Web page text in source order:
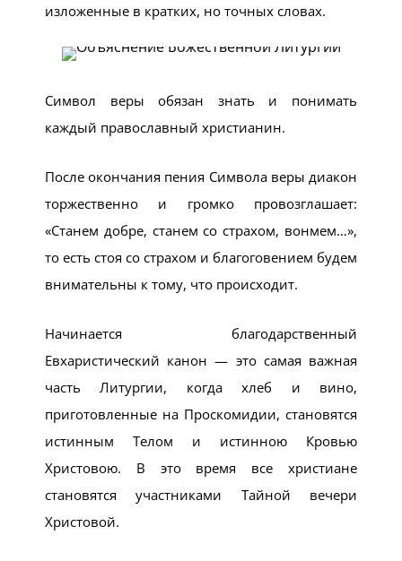
изложенные в кратких, но точных словах.
Символ веры обязан знать и понимать
каждый православный христианин.
После окончания пения Символа веры диакон
торжественно и громко провозглашает:
«Станем добре, станем со страхом, вонмем…»,
то есть стоя со страхом и благоговением будем
внимательны к тому, что происходит.
Начинается благодарственный
Евхаристический канон — это самая важная
часть Литургии, когда хлеб и вино,
приготовленные на Проскомидии, становятся
истинным Телом и истинною Кровью
Христовою. В это время все христиане
становятся участниками Тайной вечери
Христовой.